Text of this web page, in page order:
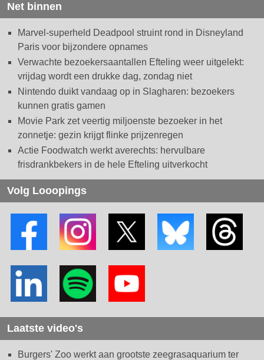
Net binnen
Marvel-superheld Deadpool struint rond in Disneyland
Paris voor bijzondere opnames
Verwachte bezoekersaantallen Efteling weer uitgelekt:
vrijdag wordt een drukke dag, zondag niet
Nintendo duikt vandaag op in Slagharen: bezoekers
kunnen gratis gamen
Movie Park zet veertig miljoenste bezoeker in het
zonnetje: gezin krijgt flinke prijzenregen
Actie Foodwatch werkt averechts: hervulbare
frisdrankbekers in de hele Efteling uitverkocht
Volg Looopings
Laatste video's
Burgers' Zoo werkt aan grootste zeegrasaquarium ter